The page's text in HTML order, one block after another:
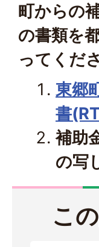
町からの
の書類を
ってくだ
東郷
書
補助
の写
こ